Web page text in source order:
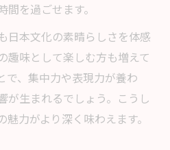
を過ごせます。
日本文化の素晴らしさを体感
趣味として楽しむ方も増えて
で、集中力や表現力が養わ
が生まれるでしょう。こうし
力がより深く味わえます。